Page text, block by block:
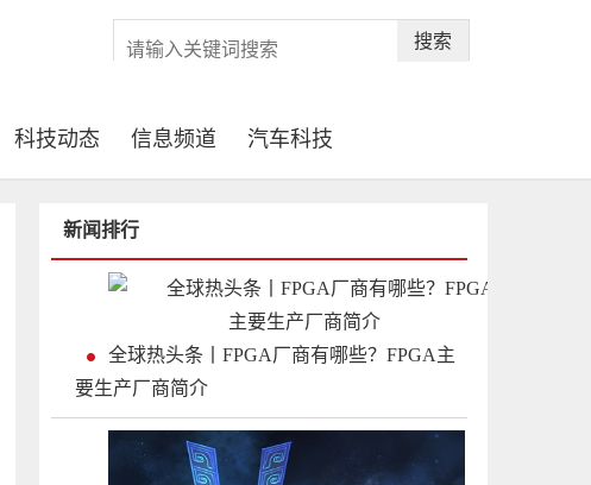
搜索
科技动态 信息频道 汽车科技
新闻排行
全球热头条丨FPGA厂商有哪些？FPGA主
要生产厂商简介